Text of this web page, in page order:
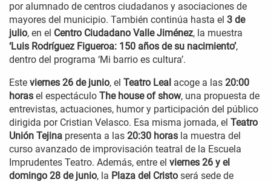
por alumnado de centros ciudadanos y asociaciones de
mayores del municipio. También continúa hasta el 3 de
julio, en el Centro Ciudadano Valle Jiménez, la muestra
‘Luis Rodríguez Figueroa: 150 años de su nacimiento’,
dentro del programa ‘Mi barrio es cultura’.
Este viernes 26 de junio, el Teatro Leal acoge a las 20:00
horas el espectáculo The house of show, una propuesta de
entrevistas, actuaciones, humor y participación del público
dirigida por Cristian Velasco. Esa misma jornada, el Teatro
Unión Tejina presenta a las 20:30 horas la muestra del
curso avanzado de improvisación teatral de la Escuela
Imprudentes Teatro. Además, entre el viernes 26 y el
domingo 28 de junio, la Plaza del Cristo será sede de